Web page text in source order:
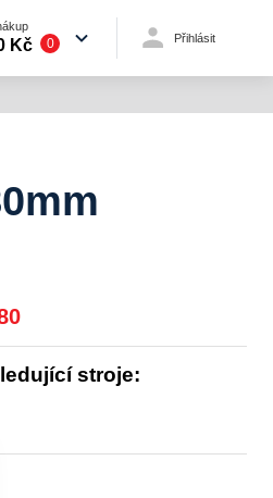
Kč 0 Přihlásit
stroje: